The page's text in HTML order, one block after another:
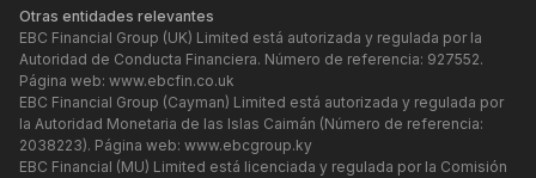
Otras entidades relevantes
EBC Financial Group (UK) Limited está autorizada y regulada por la
Autoridad de Conducta Financiera. Número de referencia: 927552.
Página web: www.ebcfin.co.uk
EBC Financial Group (Cayman) Limited está autorizada y regulada por
la Autoridad Monetaria de las Islas Caimán (Número de referencia:
2038223). Página web: www.ebcgroup.ky
EBC Financial (MU) Limited está licenciada y regulada por la Comisión